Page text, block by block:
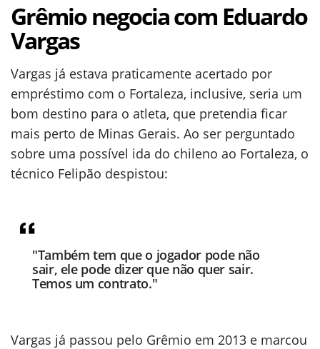
Grêmio negocia com Eduardo
Vargas
Vargas já estava praticamente acertado por
empréstimo com o Fortaleza, inclusive, seria um
bom destino para o atleta, que pretendia ficar
mais perto de Minas Gerais. Ao ser perguntado
sobre uma possível ida do chileno ao Fortaleza, o
técnico Felipão despistou:
"Também tem que o jogador pode não
sair, ele pode dizer que não quer sair.
Temos um contrato."
Vargas já passou pelo Grêmio em 2013 e marcou